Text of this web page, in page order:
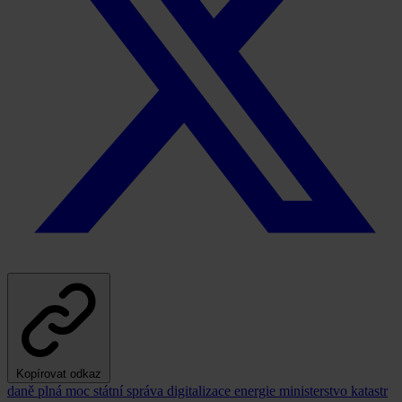
Kopírovat odkaz
daně plná moc státní správa digitalizace energie ministerstvo katastr